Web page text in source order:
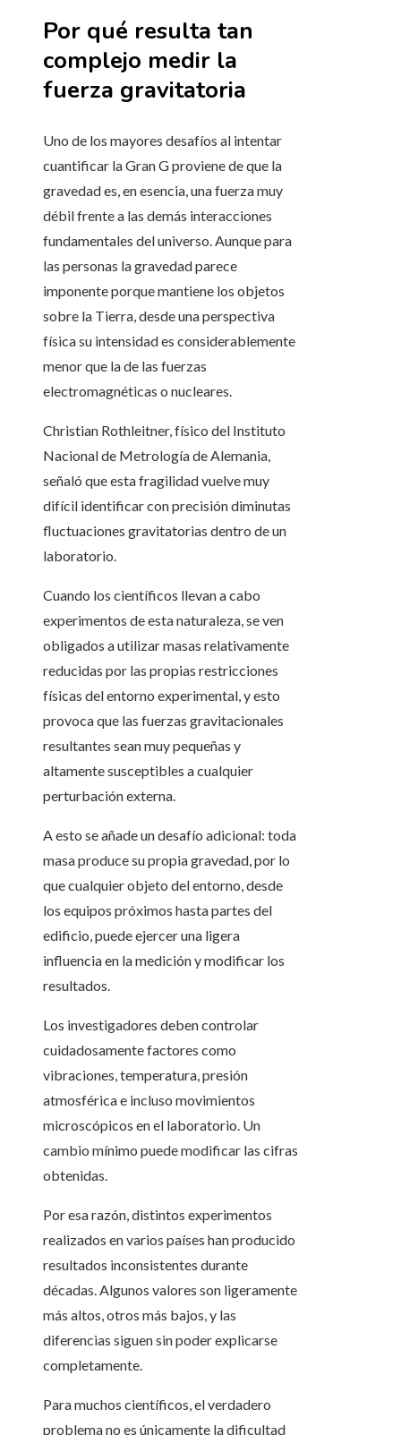
Por qué resulta tan
complejo medir la
fuerza gravitatoria
Uno de los mayores desafíos al intentar
cuantificar la Gran G proviene de que la
gravedad es, en esencia, una fuerza muy
débil frente a las demás interacciones
fundamentales del universo. Aunque para
las personas la gravedad parece
imponente porque mantiene los objetos
sobre la Tierra, desde una perspectiva
física su intensidad es considerablemente
menor que la de las fuerzas
electromagnéticas o nucleares.
Christian Rothleitner, físico del Instituto
Nacional de Metrología de Alemania,
señaló que esta fragilidad vuelve muy
difícil identificar con precisión diminutas
fluctuaciones gravitatorias dentro de un
laboratorio.
Cuando los científicos llevan a cabo
experimentos de esta naturaleza, se ven
obligados a utilizar masas relativamente
reducidas por las propias restricciones
físicas del entorno experimental, y esto
provoca que las fuerzas gravitacionales
resultantes sean muy pequeñas y
altamente susceptibles a cualquier
perturbación externa.
A esto se añade un desafío adicional: toda
masa produce su propia gravedad, por lo
que cualquier objeto del entorno, desde
los equipos próximos hasta partes del
edificio, puede ejercer una ligera
influencia en la medición y modificar los
resultados.
Los investigadores deben controlar
cuidadosamente factores como
vibraciones, temperatura, presión
atmosférica e incluso movimientos
microscópicos en el laboratorio. Un
cambio mínimo puede modificar las cifras
obtenidas.
Por esa razón, distintos experimentos
realizados en varios países han producido
resultados inconsistentes durante
décadas. Algunos valores son ligeramente
más altos, otros más bajos, y las
diferencias siguen sin poder explicarse
completamente.
Para muchos científicos, el verdadero
problema no es únicamente la dificultad